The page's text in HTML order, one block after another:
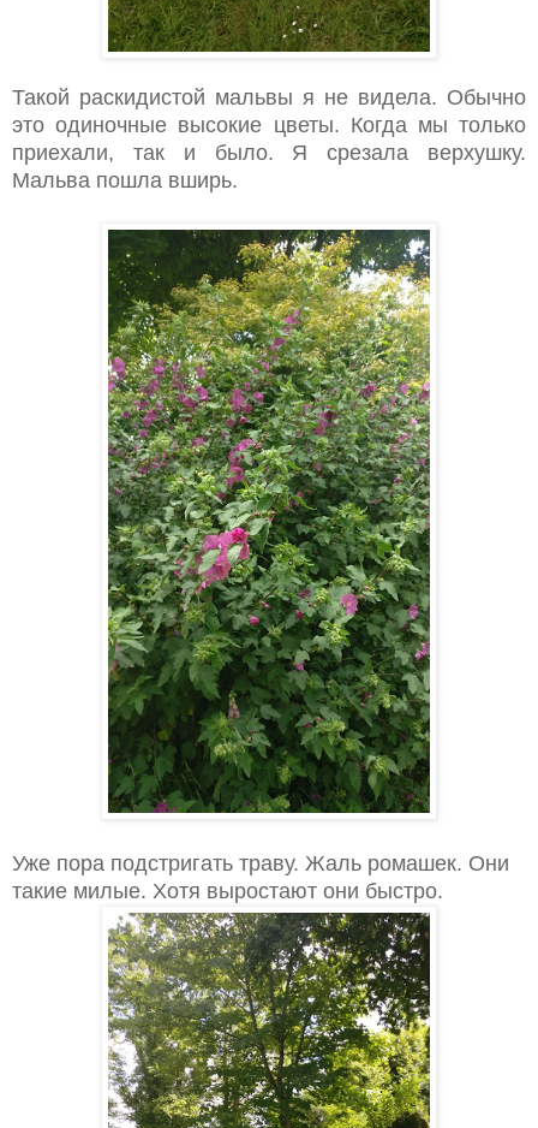
Такой раскидистой мальвы я не видела. Обычно
это одиночные высокие цветы. Когда мы только
приехали, так и было. Я срезала верхушку.
Мальва пошла вширь.
Уже пора подстригать траву. Жаль ромашек. Они
такие милые. Хотя выростают они быстро.